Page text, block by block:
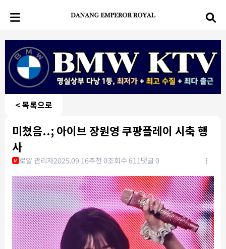
< 목록으로
미쳤음..; 아이브 장원영 쿠팡플레이 시축 행
사
M 로얄 관리자2025.09.16추천 0조회수 611댓글 0